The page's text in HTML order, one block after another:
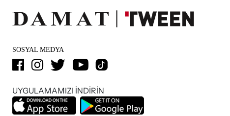
SOSYAL MEDYA
UYGULAMAMIZI İNDİRİN